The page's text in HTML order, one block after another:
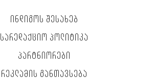
ᲘᲜᲓᲘᲒᲝᲡ ᲨᲔᲡᲐᲮᲔᲑ
ᲡᲐᲠᲔᲓᲐᲥᲪᲘᲝ ᲞᲝᲚᲘᲢᲘᲙᲐ
ᲞᲐᲠᲢᲜᲘᲝᲠᲔᲑᲘ
ᲠᲔᲙᲚᲐᲛᲘᲡ ᲒᲐᲜᲗᲐᲕᲡᲔᲑᲐ